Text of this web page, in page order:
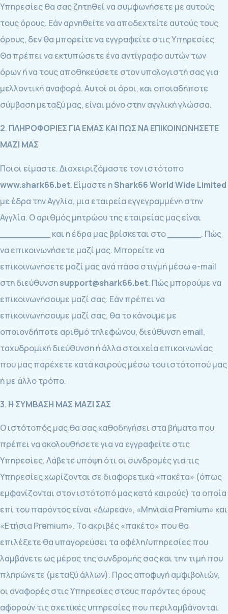
Υπηρεσίες θα σας ζητηθεί να συμφωνήσετε με αυτούς
τους όρους. Εάν αρνηθείτε να αποδεχτείτε αυτούς τους
όρους, δεν θα μπορείτε να εγγραφείτε στις Υπηρεσίες.
Θα πρέπει να εκτυπώσετε ένα αντίγραφο αυτών των
όρων ή να τους αποθηκεύσετε στον υπολογιστή σας για
μελλοντική αναφορά. Αυτοί οι όροι, και οποιαδήποτε
σύμβαση μεταξύ μας, είναι μόνο στην αγγλική γλώσσα.
2. ΠΛΗΡΟΦΟΡΙΕΣ ΓΙΑ ΕΜΑΣ ΚΑΙ ΠΩΣ ΝΑ ΕΠΙΚΟΙΝΩΝΗΣΕΤΕ
ΜΑΖΙ ΜΑΣ
Ποιοι είμαστε. Διαχειριζόμαστε τον ιστότοπο
www.shark66.bet. Είμαστε ηShark66 World Wide Limited
με έδρα την Αγγλία, μια εταιρεία εγγεγραμμένη στην
Αγγλία. Ο αριθμός μητρώου της εταιρείας μας είναι
_________ και η έδρα μας βρίσκεται στο ______. Πώς
να επικοινωνήσετε μαζί μας. Μπορείτε να
επικοινωνήσετε μαζί μας ανά πάσα στιγμή μέσω e-mail
στη διεύθυνσηsupport@shark66.bet. Πώς μπορούμε να
επικοινωνήσουμε μαζί σας. Εάν πρέπει να
επικοινωνήσουμε μαζί σας, θα το κάνουμε με
οποιονδήποτε αριθμό τηλεφώνου, διεύθυνση email,
ταχυδρομική διεύθυνση ή άλλα στοιχεία επικοινωνίας
που μας παρέχετε κατά καιρούς μέσω του ιστότοπού μας
ή με άλλο τρόπο.
3. Η ΣΥΜΒΑΣΗ ΜΑΣ ΜΑΖΙ ΣΑΣ
Ο ιστότοπός μας θα σας καθοδηγήσει στα βήματα που
πρέπει να ακολουθήσετε για να εγγραφείτε στις
Υπηρεσίες. Λάβετε υπόψη ότι οι συνδρομές για τις
Υπηρεσίες χωρίζονται σε διαφορετικά «πακέτα» (όπως
εμφανίζονται στον ιστότοπό μας κατά καιρούς) τα οποία
επί του παρόντος είναι «Δωρεάν», «Μηνιαία Premium» και
«Ετήσια Premium». Το ακριβές «πακέτο» που θα
επιλέξετε θα υπαγορεύσει τα οφέλη/υπηρεσίες που
λαμβάνετε ως μέρος της συνδρομής σας και την τιμή που
πληρώνετε (μεταξύ άλλων). Προς αποφυγή αμφιβολιών,
οι αναφορές στις Υπηρεσίες στους παρόντες όρους
αφορούν τις σχετικές υπηρεσίες που περιλαμβάνονται